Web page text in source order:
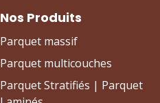
Nos Produits
Parquet massif
Parquet multicouches
Parquet Stratifiés | Parquet